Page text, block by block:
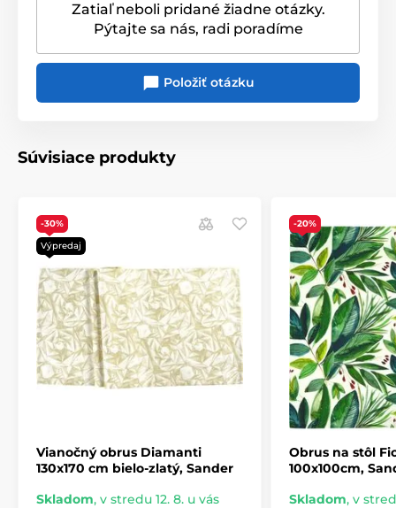
Produkt je zaradený v kategóriách
Vianočné behúne, obrusy, vankúše
Obrusy TEXTIL V AKCII
Vianočné obrusy
Vianočná ľadová kolekcia
Zatiaľ neboli pridané žiadne otázky.
Pýtajte sa nás, radi poradíme
Položiť otázku
Súvisiace produkty
-30%
Výpredaj
Vianočný obrus Diamanti
130x170 cm bielo-zlatý, Sander
Skladom, v stredu 12. 8. u vás
-20%
Obrus ​​na stôl
100x100cm,
Skladom, v